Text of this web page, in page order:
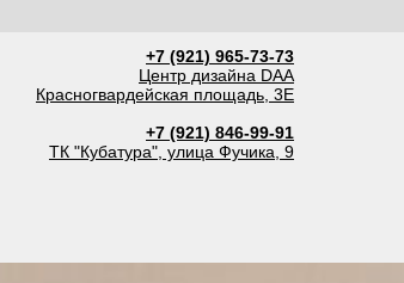
+7 (921) 965-73-73
Центр дизайна DAA
Красногвардейская площадь, 3Е
+7 (921) 846-99-91
ТК "Кубатура", улица Фучика, 9